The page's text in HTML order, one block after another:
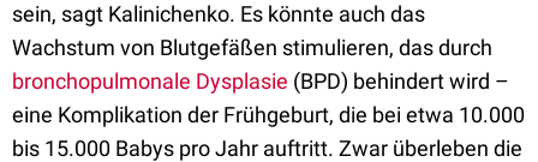
sein, sagt Kalinichenko. Es könnte auch das
Wachstum von Blutgefäßen stimulieren, das durch
bronchopulmonale Dysplasie (BPD) behindert wird –
eine Komplikation der Frühgeburt, die bei etwa 10.000
bis 15.000 Babys pro Jahr auftritt. Zwar überleben die